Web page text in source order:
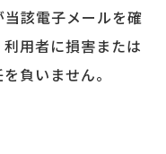
該電子メールを確
用者に損害または
負いません。